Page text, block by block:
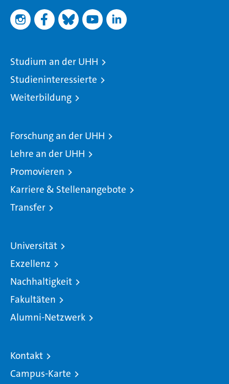
Studium an der UHH
Studieninteressierte
Weiterbildung
Forschung an der UHH
Lehre an der UHH
Promovieren
Karriere & Stellenangebote
Transfer
Universität
Exzellenz
Nachhaltigkeit
Fakultäten
Alumni-Netzwerk
Kontakt
Campus-Karte